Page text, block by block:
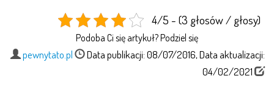
4/5 - (3 głosów / głosy)
Podoba Ci się artykuł? Podziel się
pewnytato.pl
Data publikacji: 08/07/2016, Data aktualizacji:
04/02/2021